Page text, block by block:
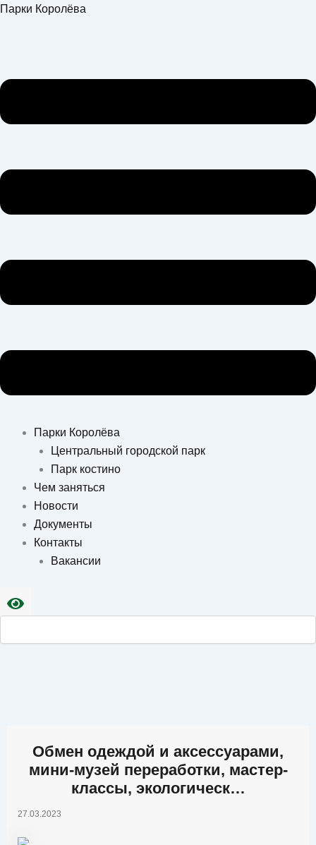
Перейти
Парки Королёва
Меню
Парки Королёва
Центральный городской парк
Парк костино
Чем заняться
Новости
Документы
Контакты
Вакансии
Обмен одеждой и аксессуарами,
мини-музей переработки, мастер-
классы, экологическ…
27.03.2023